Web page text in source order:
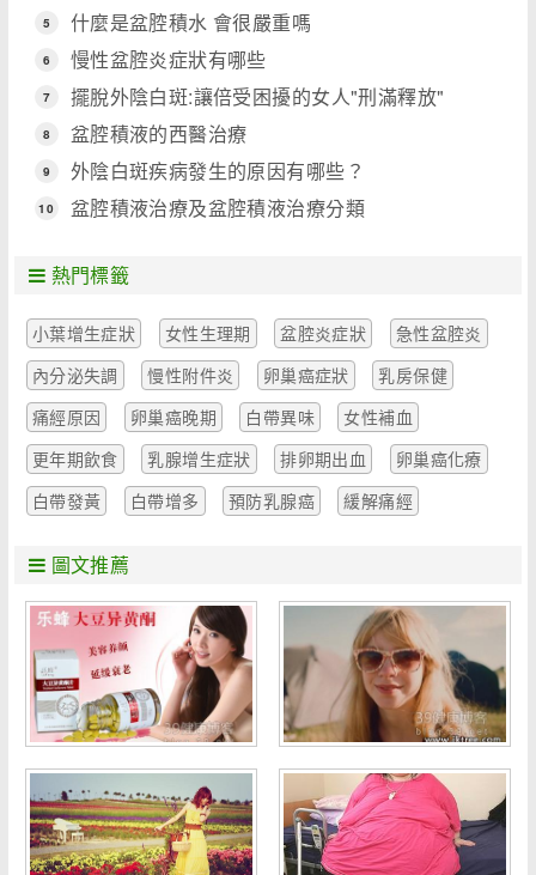
療
5 什麼是盆腔積水 會很嚴重嗎
6 慢性盆腔炎症狀有哪些
7 擺脫外陰白斑:讓倍受困擾的女人"刑滿釋放"
8 盆腔積液的西醫治療
9 外陰白斑疾病發生的原因有哪些？
10 盆腔積液治療及盆腔積液治療分類
熱門標籤
小葉增生症狀 女性生理期 盆腔炎症狀
急性盆腔炎
內分泌失調
慢性附件炎 卵巢癌症狀
乳房保健
痛經原因
卵巢癌晚期 白帶異味
女性補血
更年期飲食
乳腺增生症狀 排卵期出血
卵巢癌化療
白帶發黃
白帶增多 預防乳腺癌 緩解痛經
圖文推薦